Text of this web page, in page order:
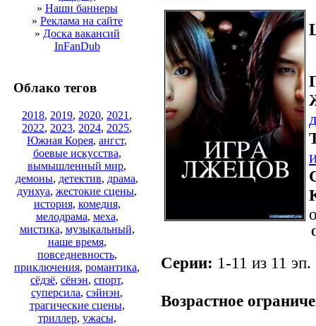
» Наши баннеры
» Реклама на сайте
» Доска вакансий
InFanDub
Облако тегов
2018, 2019, 2020, 2021 ,
2022, 2023, 2024, 2025,
Южная Корея, ангст,
боевые искусства,
вымышленный мир,
демоны, детектив, драма,
дунхуа, жестокие сцены,
история, комедия,
мелодрама, меха,
мистика, музыкальный,
наше время,
повседневность,
приключения, романтика,
сёдзё, сёнэн, спорт,
суперсила, сэйнэн,
трагические сцены,
триллер, ужасы,
Серии: 1-11 из 11
Возрастное